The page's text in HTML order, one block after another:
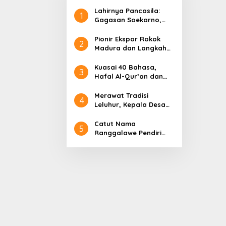
1
Lahirnya Pancasila:
Gagasan Soekarno,
hingga Radjiman
2
Pionir Ekspor Rokok
Madura dan Langkah
Asia Eropa
3
Kuasai 40 Bahasa,
Hafal Al-Qur’an dan
Sultan Abdurrahman
Pakunataningrat
4
Merawat Tradisi
Leluhur, Kepala Desa
Adakan Rokat Gamelan
Pusaka
5
Catut Nama
Ranggalawe Pendiri